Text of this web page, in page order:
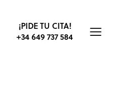
¡PIDE TU CITA!
+34 649 737 584